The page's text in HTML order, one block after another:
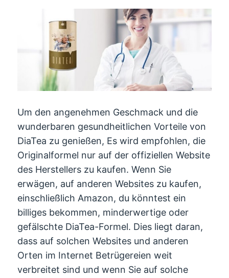
Um den angenehmen Geschmack und die
wunderbaren gesundheitlichen Vorteile von
DiaTea zu genießen, Es wird empfohlen, die
Originalformel nur auf der offiziellen Website
des Herstellers zu kaufen. Wenn Sie
erwägen, auf anderen Websites zu kaufen,
einschließlich Amazon, du könntest ein
billiges bekommen, minderwertige oder
gefälschte DiaTea-Formel. Dies liegt daran,
dass auf solchen Websites und anderen
Orten im Internet Betrügereien weit
verbreitet sind und wenn Sie auf solche